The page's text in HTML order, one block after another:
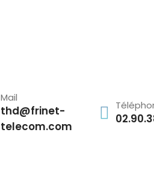
Mail
thd@frinet-
telecom.com